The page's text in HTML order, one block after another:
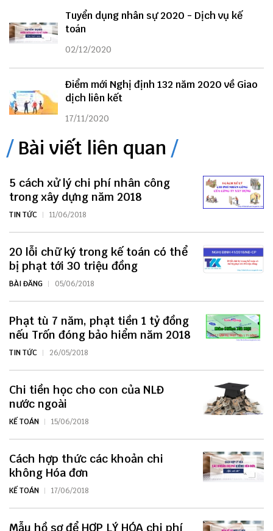
Tuyển dụng nhân sự 2020 - Dịch vụ kế
toán
02/12/2020
Điểm mới Nghị định 132 năm 2020 về Giao
dịch liên kết
17/11/2020
Bài viết liên quan
5 cách xử lý chi phí nhân công
trong xây dựng năm 2018
TIN TỨC 11/06/2018
20 lỗi chữ ký trong kế toán có thể
bị phạt tới 30 triệu đồng
BÀI ĐĂNG 05/06/2018
Phạt tù 7 năm, phạt tiền 1 tỷ đồng
nếu Trốn đóng bảo hiểm năm 2018
TIN TỨC 26/05/2018
Chi tiền học cho con của NLĐ
nước ngoài
KẾ TOÁN 15/06/2018
Cách hợp thức các khoản chi
không Hóa đơn
KẾ TOÁN 17/06/2018
Mẫu hồ sơ để HỢP LÝ HÓA chi phí